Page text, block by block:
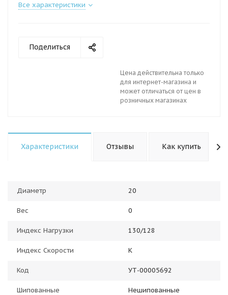
Все характеристики
Поделиться
Цена действительна только
для интернет-магазина и
может отличаться от цен в
розничных магазинах
Характеристики Отзывы Как купить
Диаметр 20
Вес 0
Индекс Нагрузки 130/128
Индекс Скорости K
Код УТ-00005692
Шипованные Нешипованные